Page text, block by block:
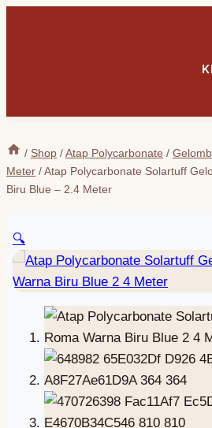
/ Shop /Atap Polycarbonate /
Meter /Atap Polycarbonate Solartuff
Biru Blue – 2.4 Meter
🔍